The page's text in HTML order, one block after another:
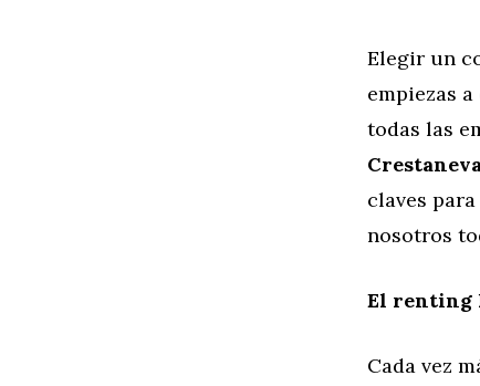
Elegir un
empiezas
todas las
claves
nosotros
El renting
Cada vez